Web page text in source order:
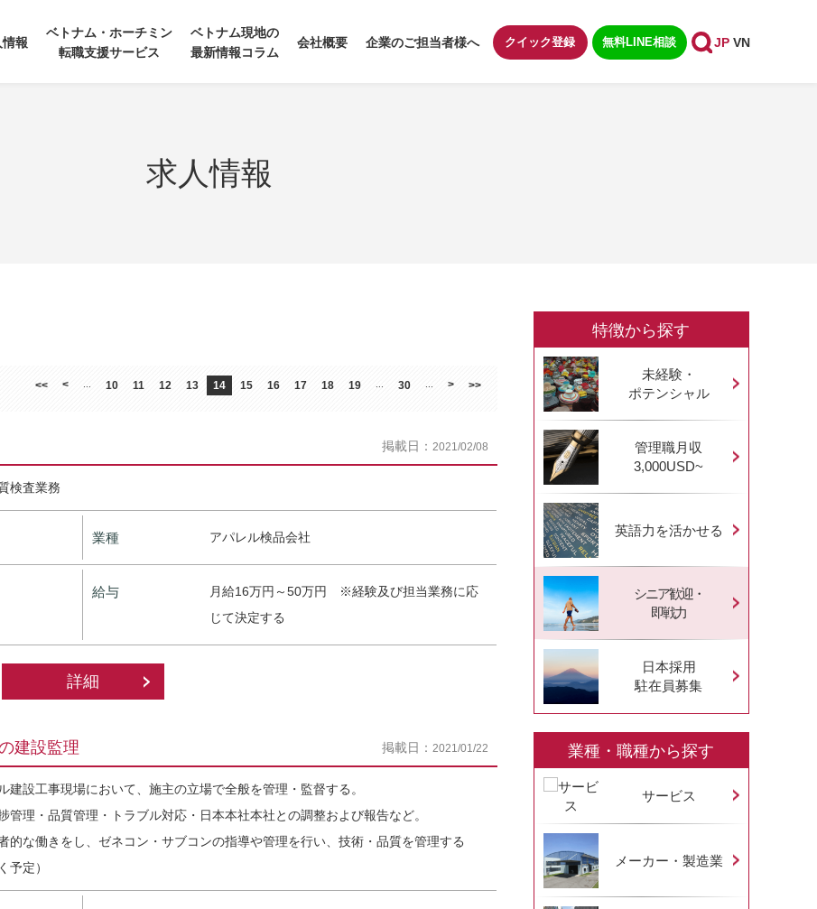
報
ベトナム・ホーチミン
転職支援サービス
ベトナム現地の
最新情報コラム
会社概要 企業のご担当者様へ クイック登録 無料LINE相談 JP VN
求人情報
<< < 10 11 12 13 14 15 16 17 18 19 30 > >>
掲載日： 2021/02/08
検査業務
業種 アパレル検品会社
給与
月給16万円～50万円 ※経験及び担当業務に応
じて決定する
詳細
建設監理 掲載日： 2021/01/22
設工事現場において、施主の立場で全般を管理・監督する。
管理・品質管理・トラブル対応・日本本社本社との調整および報告など。
的な働きをし、ゼネコン・サブコンの指導や管理を行い、技術・品質を管理する
予定）
特徴から探す
未経験・
ポテンシャル
管理職月収
3,000USD~
英語力を活かせる
シニア歓迎・
即戦力
日本採用
駐在員募集
業種・職種から探す
サービス
メーカー・製造業